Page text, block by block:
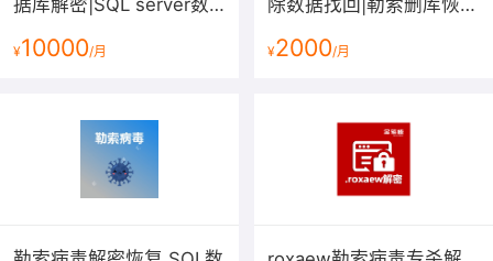
修复服务
¥10000/月
启动崩溃恢复服务
¥2000/月